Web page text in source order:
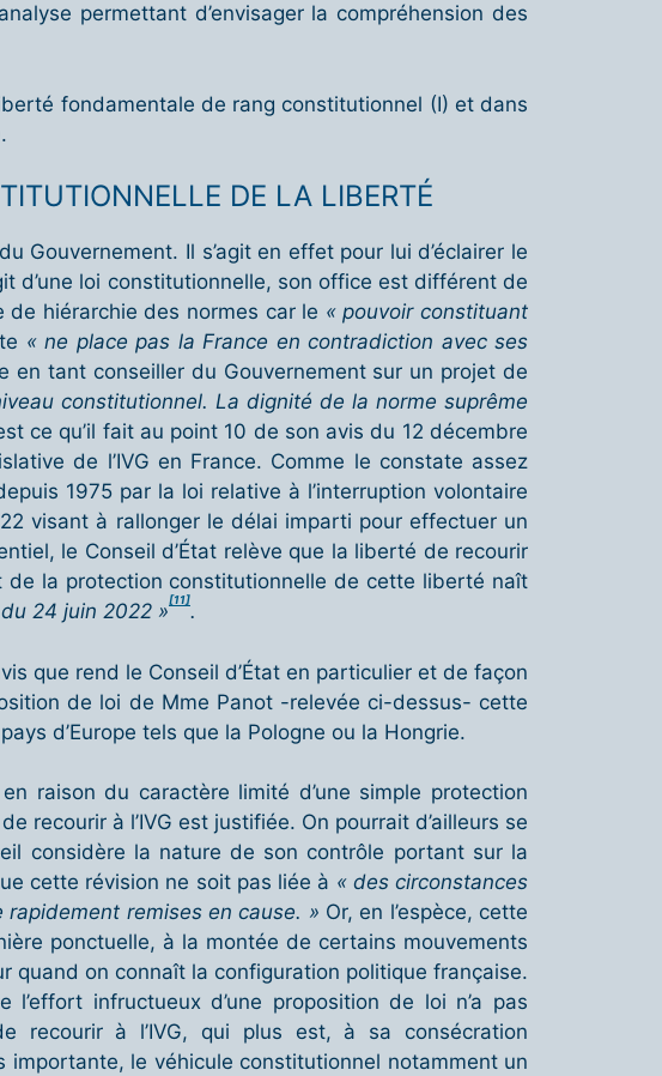
permettant d’envisager la compréhension des
fondamentale de rang constitutionnel (I) et dans
DE LA LIBERTÉ
Gouvernement. Il s’agit en effet pour lui d’éclairer le
d’une loi constitutionnelle, son office est différent de
de hiérarchie des normes car le « pouvoir constituant
« ne place pas la France en contradiction avec ses
en tant conseiller du Gouvernement sur un projet de
constitutionnel. La dignité de la norme suprême
ce qu’il fait au point 10 de son avis du 12 décembre
de l’IVG en France. Comme le constate assez
1975 par la loi relative à l’interruption volontaire
visant à rallonger le délai imparti pour effectuer un
le Conseil d’État relève que la liberté de recourir
de la protection constitutionnelle de cette liberté naît
24 juin 2022 »[11].
que rend le Conseil d’État en particulier et de façon
de loi de Mme Panot -relevée ci-dessus- cette
d’Europe tels que la Pologne ou la Hongrie.
raison du caractère limité d’une simple protection
recourir à l’IVG est justifiée. On pourrait d’ailleurs se
considère la nature de son contrôle portant sur la
cette révision ne soit pas liée à « des circonstances
rapidement remises en cause. » Or, en l’espèce, cette
ponctuelle, à la montée de certains mouvements
on connaît la configuration politique française.
infructueux d’une proposition de loi n’a pas
recourir à l’IVG, qui plus est, à sa consécration
le véhicule constitutionnel notamment un